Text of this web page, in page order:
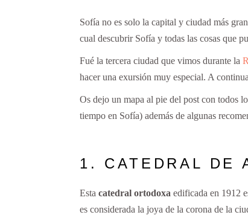
Sofía no es solo la capital y ciudad más
cual descubrir Sofía y todas las cosas que
Fué la tercera ciudad que vimos durante la
hacer una exursión muy especial. A
Os dejo un mapa al pie del post con todos
tiempo en Sofía) además de algunas
1. CATEDRAL DE
Esta catedral ortodoxa edificada en 1912
es considerada la joya de la corona de la